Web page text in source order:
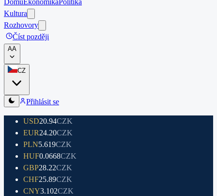
DomůEkonomikaPolitika
Kultura
Rozhovory
Číst později
AA
CZ
Přihlásit se
USD20.94CZK
EUR24.20CZK
PLN5.619CZK
HUF0.0668CZK
GBP28.22CZK
CHF25.89CZK
CNY3.102CZK